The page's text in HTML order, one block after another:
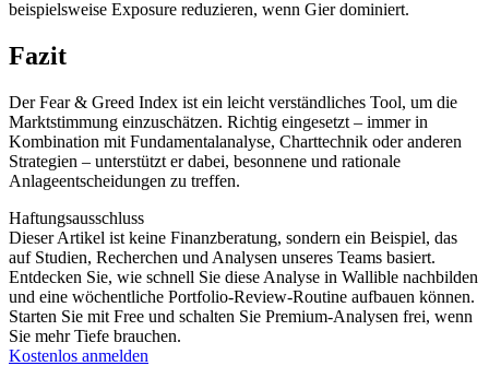
beispielsweise Exposure reduzieren, wenn Gier dominiert.
Fazit
Der Fear & Greed Index ist ein leicht verständliches Tool, um die
Marktstimmung einzuschätzen. Richtig eingesetzt – immer in
Kombination mit Fundamentalanalyse, Charttechnik oder anderen
Strategien – unterstützt er dabei, besonnene und rationale
Anlageentscheidungen zu treffen.
Haftungsausschluss
Dieser Artikel ist keine Finanzberatung, sondern ein Beispiel, das
auf Studien, Recherchen und Analysen unseres Teams basiert.
Entdecken Sie, wie schnell Sie diese Analyse in Wallible nachbilden
und eine wöchentliche Portfolio-Review-Routine aufbauen können.
Starten Sie mit Free und schalten Sie Premium-Analysen frei, wenn
Sie mehr Tiefe brauchen.
Kostenlos anmelden